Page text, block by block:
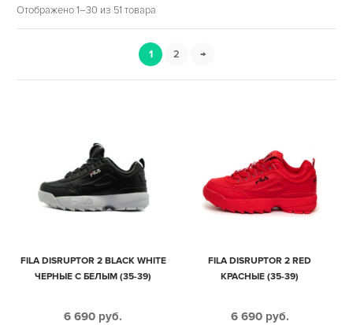
Отображено 1–30 из 51 товара
1 2 →
FILA DISRUPTOR 2 BLACK WHITE
ЧЕРНЫЕ С БЕЛЫМ (35-39)
6 690 руб.
FILA DISRUPTOR 2 RED
КРАСНЫЕ (35-39)
6 690 руб.